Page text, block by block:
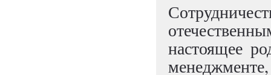
настоящее